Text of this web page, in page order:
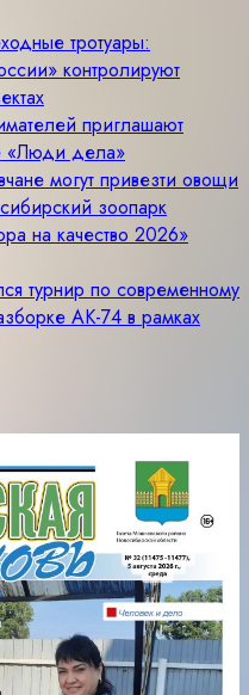
тротуары:
контролируют
приглашают
«Люди дела»
могут привезти овощи
зоопарк
на качество 2026»
турнир по современному
АК-74 в рамках